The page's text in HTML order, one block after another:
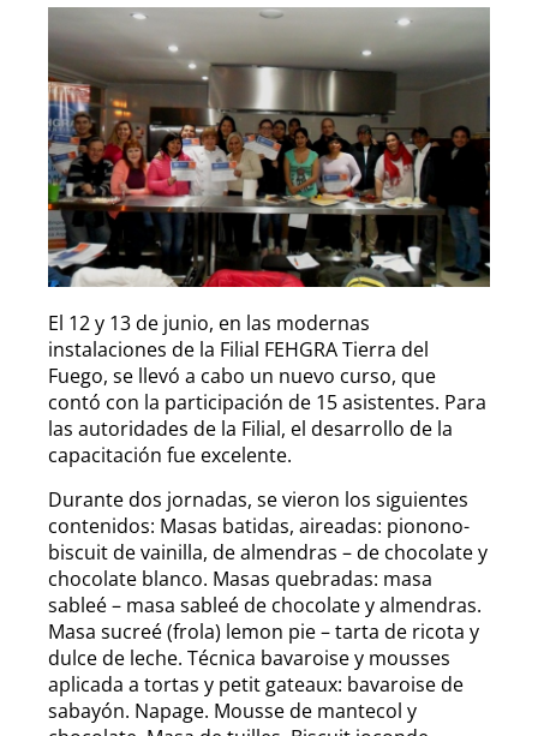
El 12 y 13 de junio, en las modernas
instalaciones de la Filial FEHGRA Tierra del
Fuego, se llevó a cabo un nuevo curso, que
contó con la participación de 15 asistentes. Para
las autoridades de la Filial, el desarrollo de la
capacitación fue excelente.
Durante dos jornadas, se vieron los siguientes
contenidos: Masas batidas, aireadas: pionono-
biscuit de vainilla, de almendras – de chocolate y
chocolate blanco. Masas quebradas: masa
sableé – masa sableé de chocolate y almendras.
Masa sucreé (frola) lemon pie – tarta de ricota y
dulce de leche. Técnica bavaroise y mousses
aplicada a tortas y petit gateaux: bavaroise de
sabayón. Napage. Mousse de mantecol y